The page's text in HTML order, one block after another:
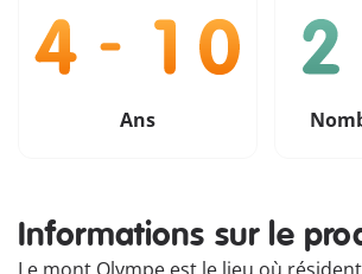
Ans
Informations sur le